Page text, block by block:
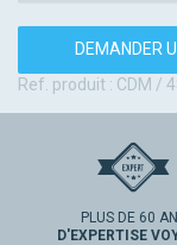
DEMANDER
Ref. produit : CDM /
PLUS DE 60
D'EXPERTISE